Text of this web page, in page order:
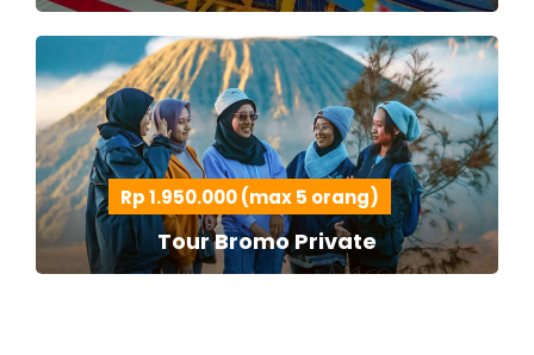
Rp 1.950.000 (max 5 orang)
Tour Bromo Private